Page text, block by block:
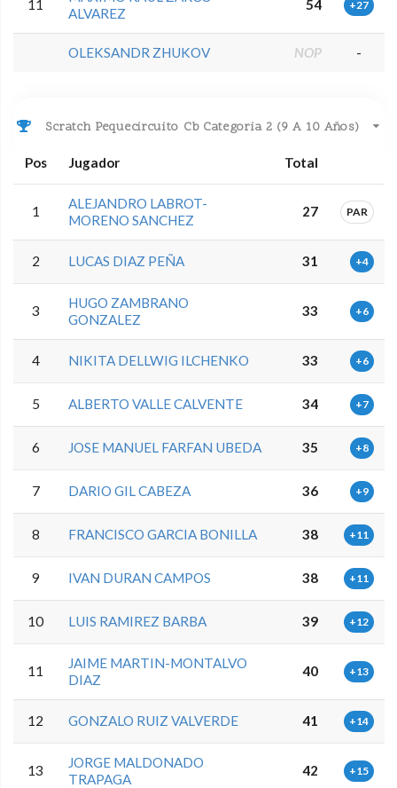
11
ALVAREZ
54 +27
OLEKSANDR ZHUKOV NOP -
Scratch Pequecircuito Cb Categoria 2 (9 A 10 Años)
Pos Jugador Total
1
ALEJANDRO LABROT-
MORENO SANCHEZ
27 PAR
2 LUCAS DIAZ PEÑA 31 +4
3
HUGO ZAMBRANO
GONZALEZ
33 +6
4 NIKITA DELLWIG ILCHENKO 33 +6
5 ALBERTO VALLE CALVENTE 34 +7
6 JOSE MANUEL FARFAN UBEDA 35 +8
7 DARIO GIL CABEZA 36 +9
8 FRANCISCO GARCIA BONILLA 38 +11
9 IVAN DURAN CAMPOS 38 +11
10 LUIS RAMIREZ BARBA 39 +12
11
JAIME MARTIN-MONTALVO
DIAZ
40 +13
12 GONZALO RUIZ VALVERDE 41 +14
13
JORGE MALDONADO
TRAPAGA
42 +15